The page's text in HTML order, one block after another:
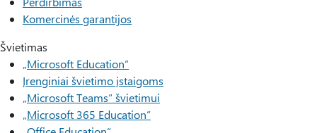
Komercinės garantijos
Švietimas
„Microsoft Education“
Įrenginiai švietimo įstaigoms
„Microsoft Teams“ švietimui
„Microsoft 365 Education“